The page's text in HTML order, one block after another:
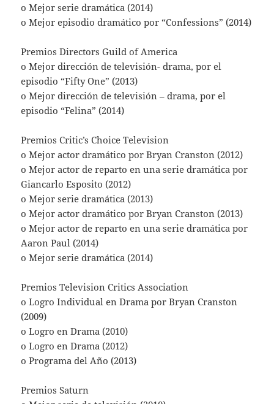
o Mejor serie dramática (2014)
o Mejor episodio dramático por “Confessions” (2014)
Premios Directors Guild of America
o Mejor dirección de televisión- drama, por el
episodio “Fifty One” (2013)
o Mejor dirección de televisión – drama, por el
episodio “Felina” (2014)
Premios Critic’s Choice Television
o Mejor actor dramático por Bryan Cranston (2012)
o Mejor actor de reparto en una serie dramática por
Giancarlo Esposito (2012)
o Mejor serie dramática (2013)
o Mejor actor dramático por Bryan Cranston (2013)
o Mejor actor de reparto en una serie dramática por
Aaron Paul (2014)
o Mejor serie dramática (2014)
Premios Television Critics Association
o Logro Individual en Drama por Bryan Cranston
(2009)
o Logro en Drama (2010)
o Logro en Drama (2012)
o Programa del Año (2013)
Premios Saturn